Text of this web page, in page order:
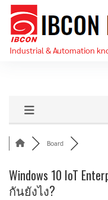
Skip
the
content
Industrial & Automation
Board
Windows 10 IoT
กันยังไง?